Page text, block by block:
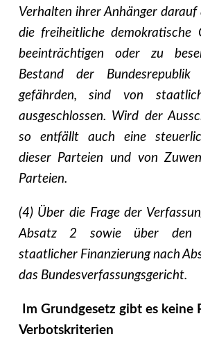
Verhalten ihrer Anhänger darauf
die freiheitliche demokratische
beeinträchtigen oder zu
Bestand der Bundesrepublik
gefährden, sind von
ausgeschlossen. Wird der
so entfällt auch eine
dieser Parteien und von
Parteien.
(4) Über die Frage der
Absatz 2 sowie über den
staatlicher Finanzierung nach
das Bundesverfassungsgericht.
Im Grundgesetz gibt es keine
Verbotskriterien